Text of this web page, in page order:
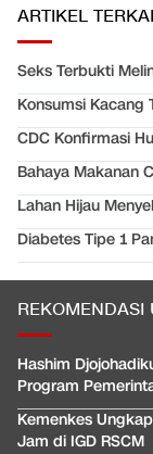
ARTIKEL
Seks Terbukti
Konsumsi Kacang
CDC Konfirmasi
Bahaya Makanan
Lahan Hijau
Diabetes Tipe 1
REKOMENDASI
Hashim
Program
Kemenkes
Jam di IGD RSCM